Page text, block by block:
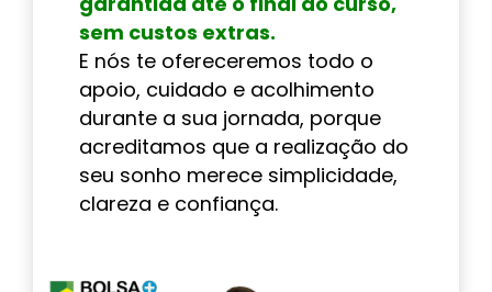
sem custos extras.
E nós te ofereceremos todo o
apoio, cuidado e acolhimento
durante a sua jornada, porque
acreditamos que a realização do
seu sonho merece simplicidade,
clareza e confiança.